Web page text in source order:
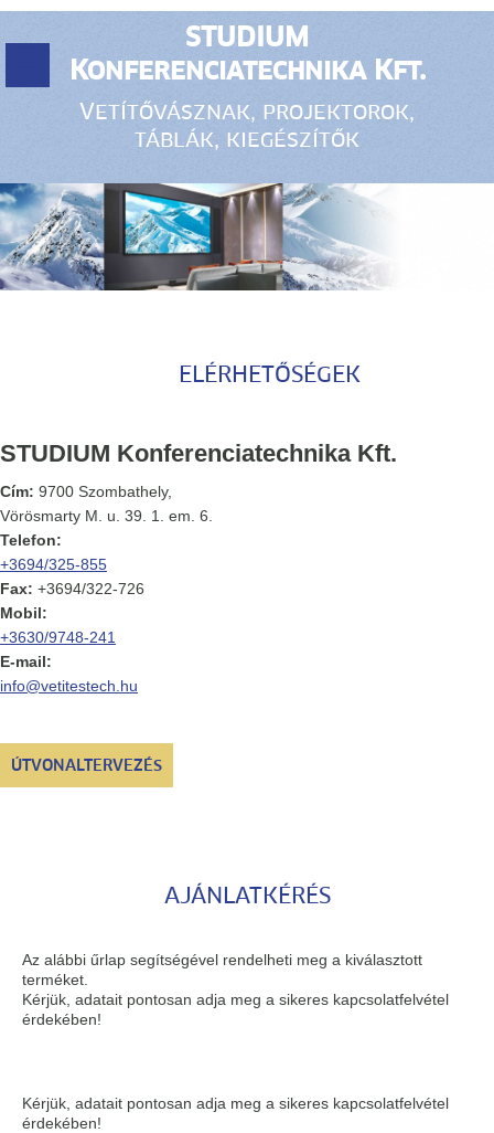
STUDIUM
Konferenciatechnika Kft.
Vetítővásznak, projektorok,
táblák, kiegészítők
ELÉRHETŐSÉGEK
STUDIUM Konferenciatechnika Kft.
Cím: 9700 Szombathely,
Vörösmarty M. u. 39. 1. em. 6.
Telefon:
+3694/325-855
Fax: +3694/322-726
Mobil:
+3630/9748-241
E-mail:
info@vetitestech.hu
ÚTVONALTERVEZÉS
AJÁNLATKÉRÉS
Az alábbi űrlap segítségével rendelheti meg a kiválasztott
terméket.
Kérjük, adatait pontosan adja meg a sikeres kapcsolatfelvétel
érdekében!
Kérjük, adatait pontosan adja meg a sikeres kapcsolatfelvétel
érdekében!